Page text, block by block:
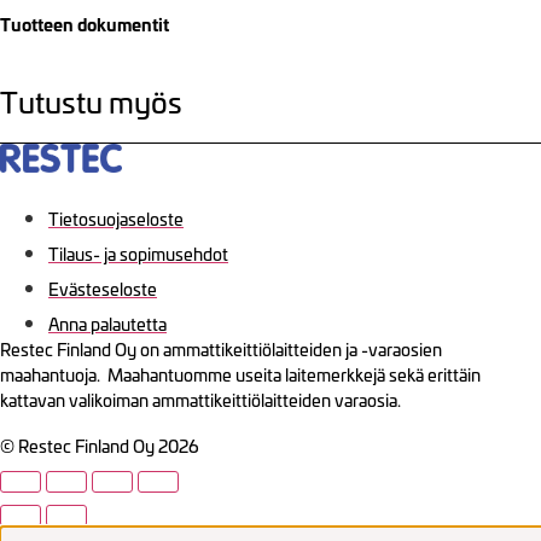
Tuotteen dokumentit
Tutustu myös
Tietosuojaseloste
Tilaus- ja sopimusehdot
Evästeseloste
Anna palautetta
Restec Finland Oy on ammattikeittiölaitteiden ja -varaosien
maahantuoja. Maahantuomme useita laitemerkkejä sekä erittäin
kattavan valikoiman ammattikeittiölaitteiden varaosia.
© Restec Finland Oy 2026